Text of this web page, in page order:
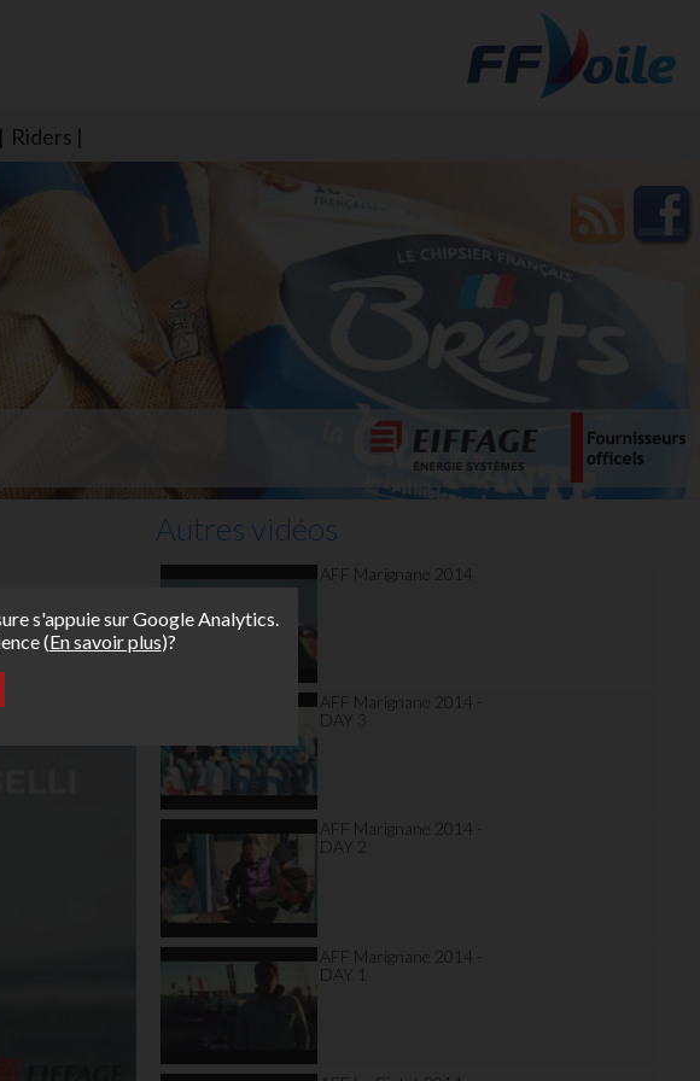
Riders
jamais le goût des
Autres vidéos
AFF Marignane 2014
AFF Marignane 2014 -
DAY 3
AFF Marignane 2014 -
DAY 2
AFF Marignane 2014 -
DAY 1
s'appuie sur Google Analytics.
(En savoir plus)?